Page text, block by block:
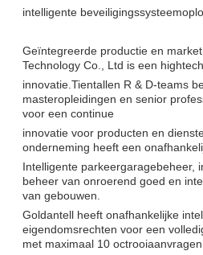
intelligente
Geïntegreerde productie en
Technology Co., Ltd is een
innovatie. Tientallen R & D-teams
masteropleidingen en senior
voor een continue
innovatie voor producten en
onderneming heeft een
Intelligente parkeergaragebeheer,
beheer van onroerend goed en
van gebouwen.
Goldantell heeft onafhankelijke
eigendomsrechten voor een
met maximaal 10 octrooiaanvragen.